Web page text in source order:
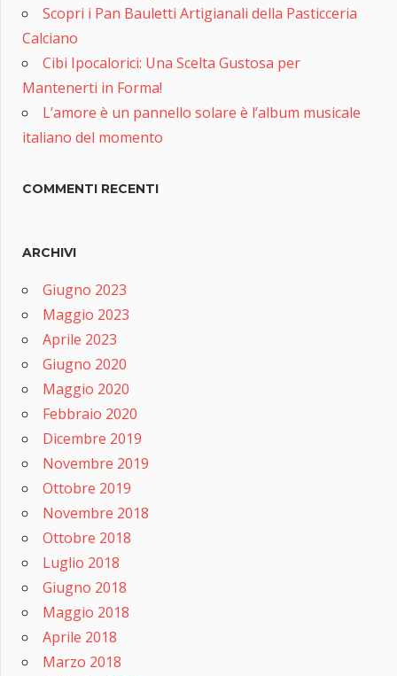
Scopri i Pan Bauletti Artigianali della Pasticceria
Calciano
Cibi Ipocalorici: Una Scelta Gustosa per
Mantenerti in Forma!
L’amore è un pannello solare è l’album musicale
italiano del momento
COMMENTI RECENTI
ARCHIVI
Giugno 2023
Maggio 2023
Aprile 2023
Giugno 2020
Maggio 2020
Febbraio 2020
Dicembre 2019
Novembre 2019
Ottobre 2019
Novembre 2018
Ottobre 2018
Luglio 2018
Giugno 2018
Maggio 2018
Aprile 2018
Marzo 2018